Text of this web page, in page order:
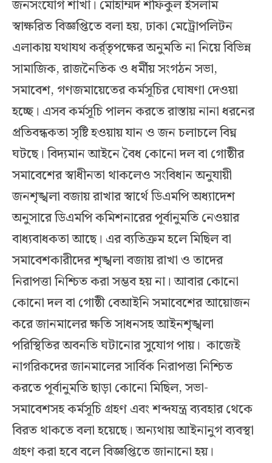
জনসংযোগ শাখা। মোহাম্মদ শফিকুল ইসলাম
স্বাক্ষরিত বিজ্ঞপ্তিতে বলা হয়, ঢাকা মেট্রোপলিটন
এলাকায় যথাযথ কর্র্তৃপক্ষের অনুমতি না নিয়ে বিভিন্ন
সামাজিক, রাজনৈতিক ও ধর্মীয় সংগঠন সভা,
সমাবেশ, গণজমায়েতের কর্মসূচির ঘোষণা দেওয়া
হচ্ছে। এসব কর্মসূচি পালন করতে রাস্তায় নানা ধরনের
প্রতিবন্ধকতা সৃষ্টি হওয়ায় যান ও জন চলাচলে বিঘ্ন
ঘটছে। বিদ্যমান আইনে বৈধ কোনো দল বা গোষ্ঠীর
সমাবেশের স্বাধীনতা থাকলেও সংবিধান অনুযায়ী
জনশৃঙ্খলা বজায় রাখার স্বার্থে ডিএমপি অধ্যাদেশ
অনুসারে ডিএমপি কমিশনারের পূর্বানুমতি নেওয়ার
বাধ্যবাধকতা আছে। এর ব্যতিক্রম হলে মিছিল বা
সমাবেশকারীদের শৃঙ্খলা বজায় রাখা ও তাদের
নিরাপত্তা নিশ্চিত করা সম্ভব হয় না। আবার কোনো
কোনো দল বা গোষ্ঠী বেআইনি সমাবেশের আয়োজন
করে জানমালের ক্ষতি সাধনসহ আইনশৃঙ্খলা
পরিস্থিতির অবনতি ঘটানোর সুযোগ পায়। কাজেই
নাগরিকদের জানমালের সার্বিক নিরাপত্তা নিশ্চিত
করতে পূর্বানুমতি ছাড়া কোনো মিছিল, সভা-
সমাবেশসহ কর্মসূচি গ্রহণ এবং শব্দযন্ত্র ব্যবহার থেকে
বিরত থাকতে বলা হয়েছে। অন্যথায় আইনানুগ ব্যবস্থা
গ্রহণ করা হবে বলে বিজ্ঞপ্তিতে জানানো হয়।